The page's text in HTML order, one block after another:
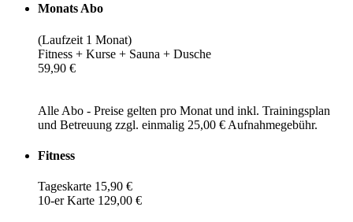
Monats Abo
(Laufzeit 1 Monat)
Fitness + Kurse + Sauna + Dusche
59,90 €
Alle Abo - Preise gelten pro Monat und inkl. Trainingsplan
und Betreuung zzgl. einmalig 25,00 € Aufnahmegebühr.
Fitness
Tageskarte 15,90 €
10-er Karte 129,00 €